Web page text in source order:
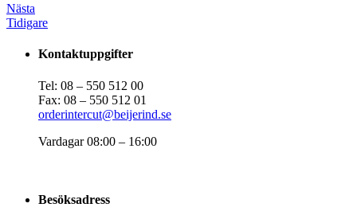
Nästa
Tidigare
Kontaktuppgifter
Tel: 08 – 550 512 00
Fax: 08 – 550 512 01
orderintercut@beijerind.se
Vardagar 08:00 – 16:00
Besöksadress